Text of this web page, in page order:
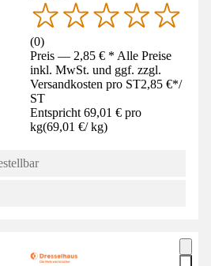
(0)
Preis — 2,85 € * Alle Preise
inkl. MwSt. und ggf. zzgl.
Versandkosten pro ST2,85 €*/
ST
Entspricht 69,01 € pro
kg(69,01 €/ kg)